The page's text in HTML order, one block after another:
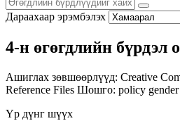
Дараахаар эрэмбэлэх
4-н өгөгдлийн бүрдэл
Ашиглах зөвшөөрлүүд: Creative
Reference Files Шошго: policy gender
Үр дүнг шүүх